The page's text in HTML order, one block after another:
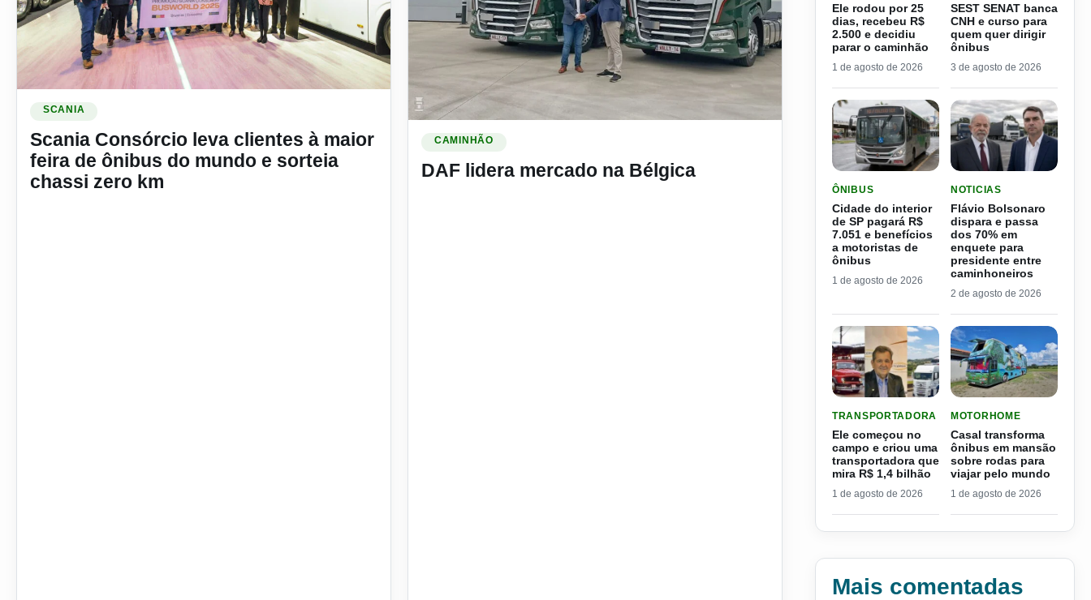
Ler materia: Scania Consórcio leva clientes à maior feira de ônibus do mundo e sorteia chassi zero km
SCANIA
Scania Consórcio leva clientes à maior
feira de ônibus do mundo e sorteia
chassi zero km
CAMINHÃO
DAF lidera mercado na Bélgica
Ele rodou por 25
dias, recebeu R$
2.500 e decidiu
parar o caminhão
1 de agosto de 2026
SEST SENAT banca
CNH e curso para
quem quer dirigir
ônibus
3 de agosto de 2026
ÔNIBUS
Cidade do interior
de SP pagará R$
7.051 e benefícios
a motoristas de
ônibus
1 de agosto de 2026
NOTICIAS
Flávio Bolsonaro
dispara e passa
dos 70% em
enquete para
presidente entre
caminhoneiros
2 de agosto de 2026
TRANSPORTADORA
Ele começou no
campo e criou uma
transportadora que
mira R$ 1,4 bilhão
1 de agosto de 2026
MOTORHOME
Casal transforma
ônibus em mansão
sobre rodas para
viajar pelo mundo
1 de agosto de 2026
Mais comentadas